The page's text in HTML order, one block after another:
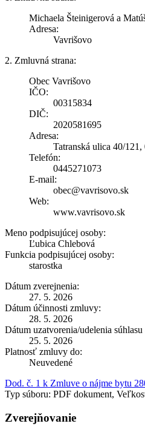
Michaela Šteinigerová a
Adresa:
Vavrišovo
2. Zmluvná strana:
Obec Vavrišovo
IČO:
00315834
DIČ:
2020581695
Adresa:
Tatranská ulica 40/
Telefón:
0445271073
E-mail:
obec@vavrisovo.sk
Web:
www.vavrisovo.sk
Meno podpisujúcej osoby:
Ľubica Chlebová
Funkcia podpisujúcej osoby:
starostka
Dátum zverejnenia:
27. 5. 2026
Dátum účinnosti zmluvy:
28. 5. 2026
Dátum uzatvorenia/udelenia
25. 5. 2026
Platnosť zmluvy do:
Neuvedené
Dod. č. 1 k Zmluve o nájme bytu
Typ súboru: PDF dokument,
Zverejňovanie